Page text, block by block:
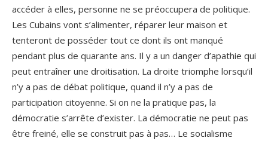
accéder à elles, personne ne se préoccupera de politique.
Les Cubains vont s’alimenter, réparer leur maison et
tenteront de posséder tout ce dont ils ont manqué
pendant plus de quarante ans. Il y a un danger d’apathie qui
peut entraîner une droitisation. La droite triomphe lorsqu’il
n’y a pas de débat politique, quand il n’y a pas de
participation citoyenne. Si on ne la pratique pas, la
démocratie s’arrête d’exister. La démocratie ne peut pas
être freiné, elle se construit pas à pas… Le socialisme